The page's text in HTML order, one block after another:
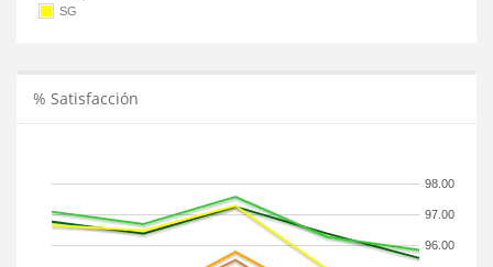
SG
% Satisfacción
96.00
97.00
98.00